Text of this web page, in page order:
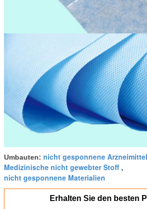
Umbauten: nicht gesponnene Arzneimittel
Medizinische nicht gewebter Stoff ,
nicht gesponnene Materialien
Erhalten Sie den besten